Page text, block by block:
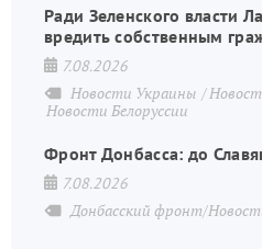
Ради Зеленского власти
вредить собственным
7.08.2026
Новости Украины
Новости Белоруссии
Фронт Донбасса: до
7.08.2026
Донбасский фронт/